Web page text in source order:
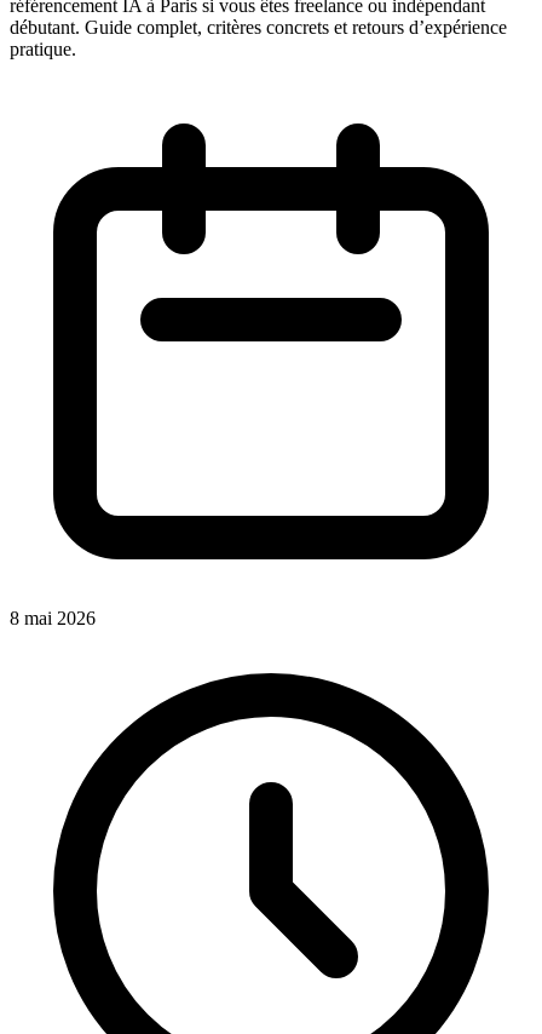
référencement IA à Paris si vous êtes freelance ou indépendant
débutant. Guide complet, critères concrets et retours d’expérience
pratique.
8 mai 2026